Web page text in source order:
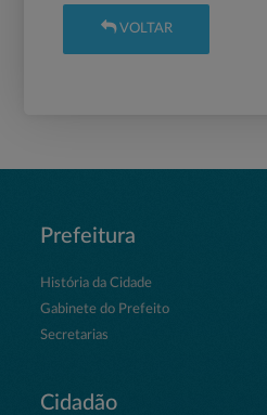
VOLTAR
Prefeitura
História da Cidade
Gabinete do Prefeito
Secretarias
Cidadão